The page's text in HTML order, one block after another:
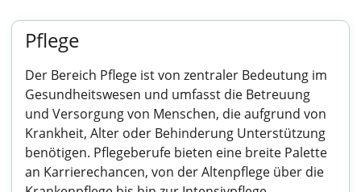
Pflege
Der Bereich Pflege ist von zentraler Bedeutung im
Gesundheitswesen und umfasst die Betreuung
und Versorgung von Menschen, die aufgrund von
Krankheit, Alter oder Behinderung Unterstützung
benötigen. Pflegeberufe bieten eine breite Palette
an Karrierechancen, von der Altenpflege über die